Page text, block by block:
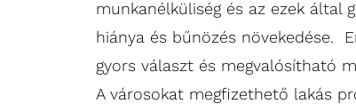
munkanélküliség és az ezek által
hiánya és bűnözés növekedése.
gyors választ és megvalósítható
A városokat megfizethető lakás